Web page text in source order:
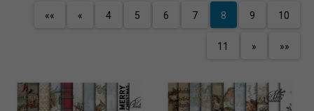
«« « 4 5 6 7 8 9 10
11 » »»